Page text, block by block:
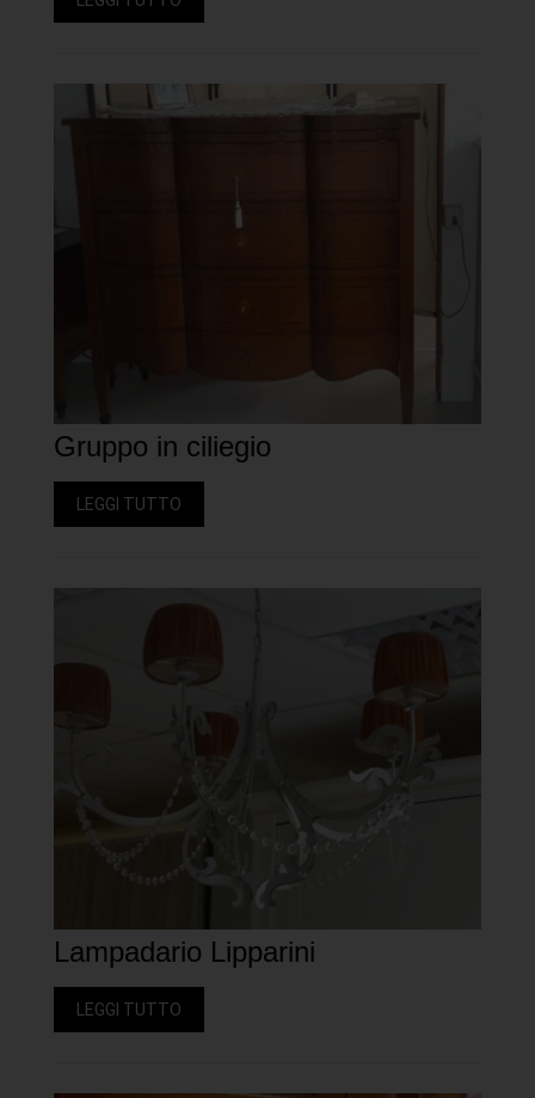
Gruppo in ciliegio
LEGGI TUTTO
Lampadario Lipparini
LEGGI TUTTO